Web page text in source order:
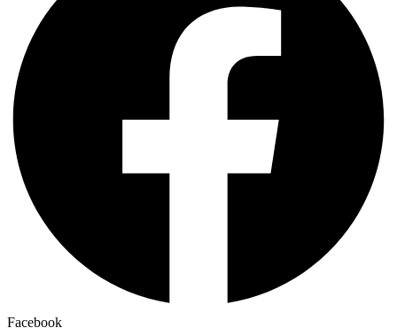
Facebook